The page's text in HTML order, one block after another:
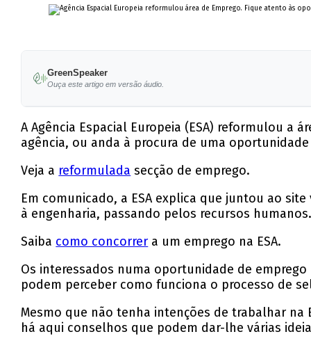
GreenSpeaker
Ouça este artigo em versão áudio.
A Agência Espacial Europeia (ESA) reformulou a
agência, ou anda à procura de uma
Veja a reformulada secção de emprego.
Em comunicado, a ESA explica que juntou ao
à engenharia, passando pelos recursos
Saiba como concorrer a um emprego na ESA.
Os interessados numa oportunidade de
podem perceber como funciona o processo de
Mesmo que não tenha intenções de trabalhar na
há aqui conselhos que podem dar-lhe várias